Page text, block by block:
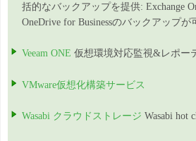
括的なバックアップを提供: Exchange
OneDrive for Businessのバックアップが
Veeam ONE 仮想環境対応監視&レポー
VMware仮想化構築サービス
Wasabi クラウドストレージ Wasabi hot